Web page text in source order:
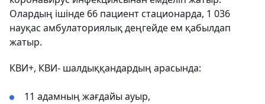
Олардың ішінде 66 пациент стационарда, 1 036
науқас амбулаториялық деңгейде ем қабылдап
жатыр.
КВИ+, КВИ- шалдыққандардың арасында:
11 адамның жағдайы ауыр,